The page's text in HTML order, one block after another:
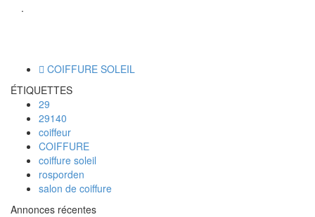
.
COIFFURE SOLEIL
ÉTIQUETTES
29
29140
coiffeur
COIFFURE
coiffure soleil
rosporden
salon de coiffure
Annonces récentes